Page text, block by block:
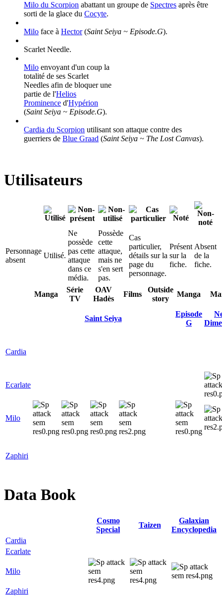
Milo du Scorpion abattant un groupe de Spectres après être
sorti de la glace du Cocyte.
Milo face à Hector(Saint Seiya ~ Episode.G).
Scarlet Needle.
Milo envoyant d'un coup la
totalité de ses Scarlet
Needles afin de bloquer une
partie de l'Helios
Prominence d'Hypérion
(Saint Seiya ~ Episode.G).
Cardia du Scorpion utilisant son attaque contre des
guerriers de Blue Graad (Saint Seiya ~ The Lost Canvas).
Utilisateurs
Personnage
absent
Utilisé.
Ne
possède
pas cette
attaque
dans ce
média.
Possède
cette
attaque,
mais ne
s'en sert
pas.
Cas
particulier,
détails sur la
page du
personnage.
Présent
sur la
fiche.
Absent
de la
fiche.
Manga
Série
TV
OAV
Hadès
Films
Outside
story
Manga
Saint Seiya
Episode
G
Cardia
Ecarlate
Milo
Zaphiri
Data Book
Cosmo
Special
Taizen
Galaxian
Encyclopedia
Cardia
Ecarlate
Milo
Zaphiri